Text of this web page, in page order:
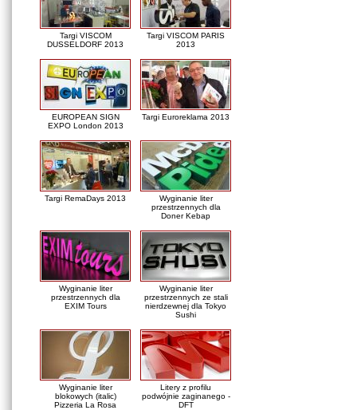
Targi VISCOM
DUSSELDORF 2013
Targi VISCOM PARIS
2013
EUROPEAN SIGN
EXPO London 2013
Targi Euroreklama 2013
Targi RemaDays 2013
Wyginanie liter
przestrzennych dla
Doner Kebap
Wyginanie liter
przestrzennych dla
EXIM Tours
Wyginanie liter
przestrzennych ze stali
nierdzewnej dla Tokyo
Sushi
Wyginanie liter
blokowych (italic)
Pizzeria La Rosa
Litery z profilu
podwójnie zaginanego -
DFT